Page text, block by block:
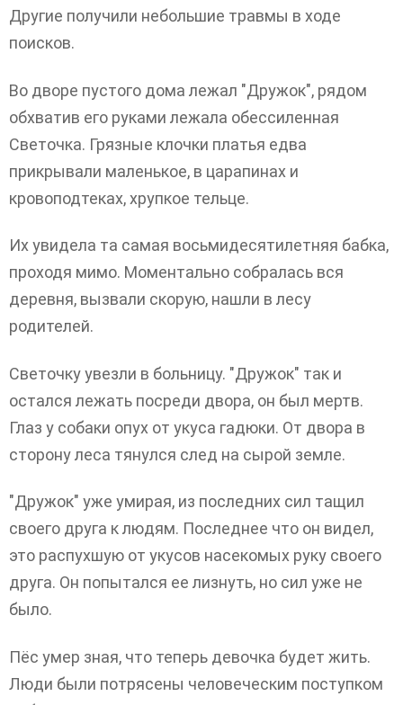
Другие получили небольшие травмы в ходе
поисков.
Во дворе пустого дома лежал "Дружок", рядом
обхватив его руками лежала обессиленная
Светочка. Грязные клочки платья едва
прикрывали маленькое, в царапинах и
кровоподтеках, хрупкое тельце.
Их увидела та самая восьмидесятилетняя бабка,
проходя мимо. Моментально собралась вся
деревня, вызвали скорую, нашли в лесу
родителей.
Светочку увезли в больницу. "Дружок" так и
остался лежать посреди двора, он был мертв.
Глаз у собаки опух от укуса гадюки. От двора в
сторону леса тянулся след на сырой земле.
"Дружок" уже умирая, из последних сил тащил
своего друга к людям. Последнее что он видел,
это распухшую от укусов насекомых руку своего
друга. Он попытался ее лизнуть, но сил уже не
было.
Пёс умер зная, что теперь девочка будет жить.
Люди были потрясены человеческим поступком